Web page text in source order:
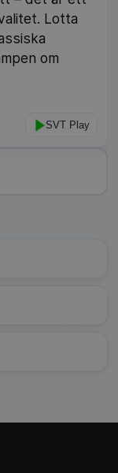
Lotta
om
SVT Play